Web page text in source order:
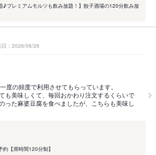
♪プレミアムモルツも飲み放題！】餃子酒場の120分飲み放
日：2026/06/26
度の頻度で利用させてもらっています。
も美味しくて、毎回おかわり注文するくらいで
った麻婆豆腐を食べましたが、こちらも美味し
【席時間120分制】